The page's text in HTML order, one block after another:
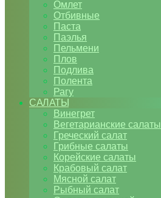
Омлет
Отбивные
Паста
Паэлья
Пельмени
Плов
Подлива
Полента
Рагу
САЛАТЫ
Винегрет
Вегетарианские салаты
Греческий салат
Грибные салаты
Корейские салаты
Крабовый салат
Мясной салат
Рыбный салат